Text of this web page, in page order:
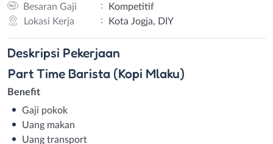
Besaran Gaji
:
Kompetitif
Lokasi Kerja
: Kota Jogja, DIY
Deskripsi Pekerjaan
Part Time Barista (Kopi Mlaku)
Benefit
Gaji pokok
Uang makan
Uang transport